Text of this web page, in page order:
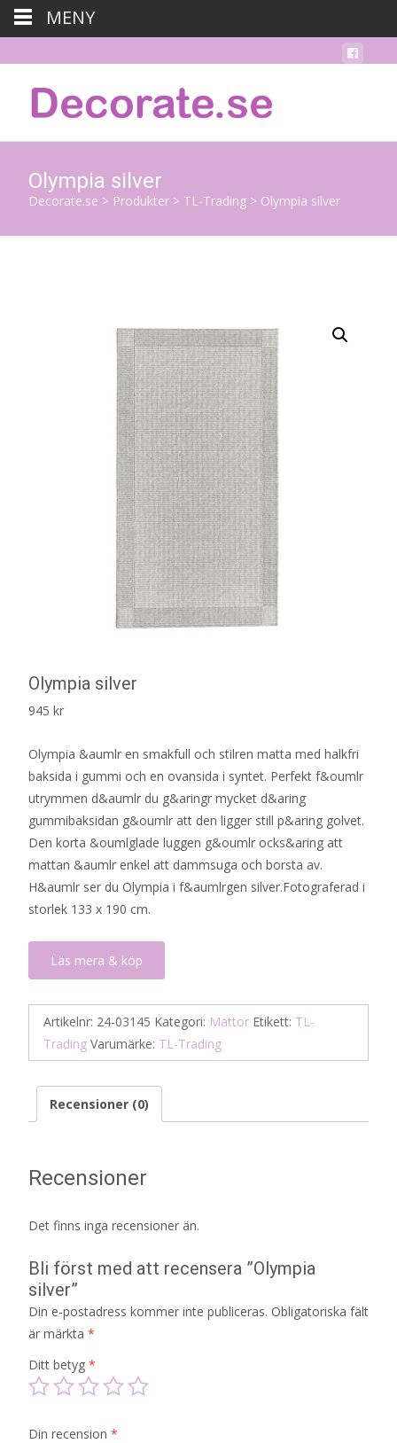
Olympia silver
Decorate.se > Produkter > TL-Trading > Olympia silver
Olympia silver
945 kr
Olympia &aumlr en smakfull och stilren matta med halkfri
baksida i gummi och en ovansida i syntet. Perfekt f&oumlr
utrymmen d&aumlr du g&aringr mycket d&aring
gummibaksidan g&oumlr att den ligger still p&aring golvet.
Den korta &oumlglade luggen g&oumlr ocks&aring att
mattan &aumlr enkel att dammsuga och borsta av.
H&aumlr ser du Olympia i f&aumlrgen silver.Fotograferad i
storlek 133 x 190 cm.
Läs mera & köp
Artikelnr: 24-03145 Kategori: Mattor Etikett: TL-
Trading Varumärke: TL-Trading
Recensioner (0)
Recensioner
Det finns inga recensioner än.
Bli först med att recensera ”Olympia
silver”
Din e-postadress kommer inte publiceras. Obligatoriska fält
är märkta *
Ditt betyg *
Din recension *
MENY